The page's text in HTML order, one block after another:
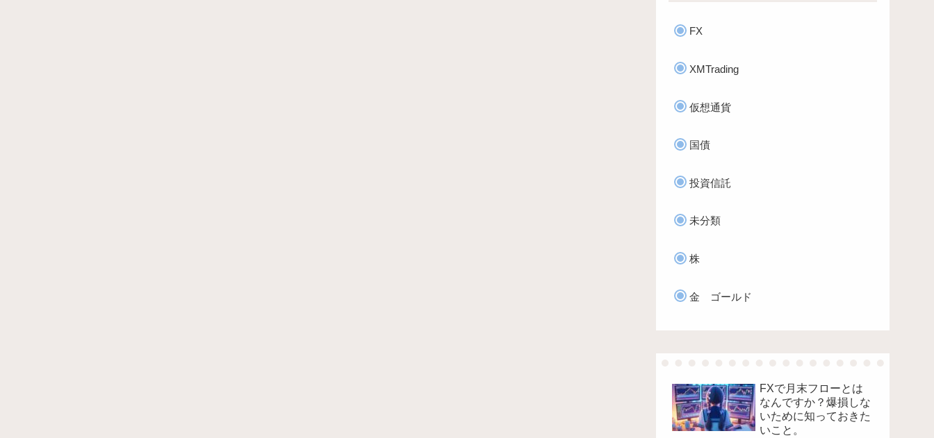
FX
XMTrading
仮想通貨
国債
投資信託
未分類
株
金 ゴールド
FXで月末フローとは
なんですか？爆損しな
いために知っておきた
いこと。